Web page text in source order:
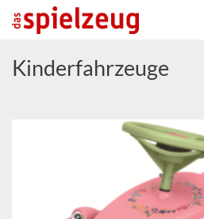
Kinderfahrzeuge